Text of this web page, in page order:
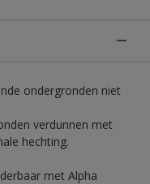
ondergronden niet
verdunnen met
hechting.
met Alpha